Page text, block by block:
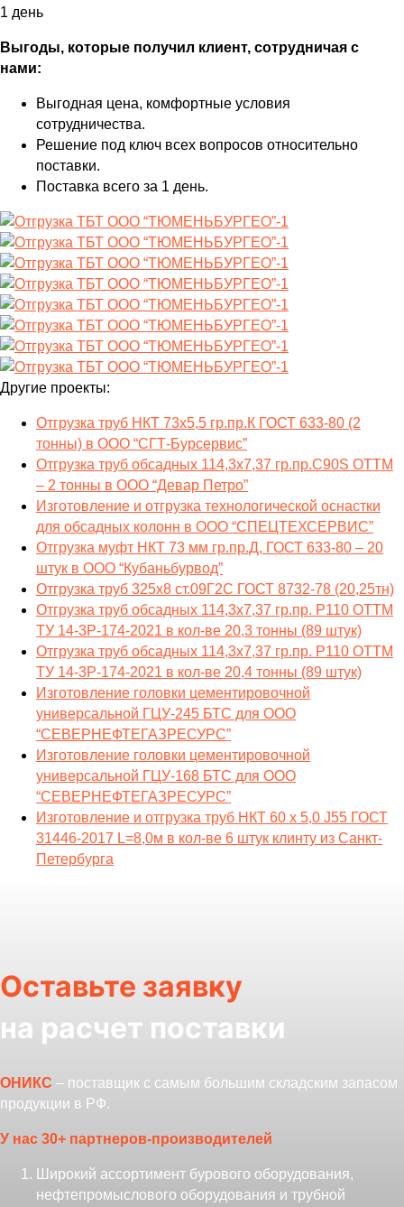
1 день
Выгоды, которые получил клиент, сотрудничая с
нами:
Выгодная цена, комфортные условия
сотрудничества.
Решение под ключ всех вопросов относительно
поставки.
Поставка всего за 1 день.
Другие проекты:
Отгрузка труб НКТ 73х5,5 гр.пр.К ГОСТ 633-80 (2
тонны) в ООО “СГТ-Бурсервис”
Отгрузка труб обсадных 114,3х7,37 гр.пр.C90S ОТТМ
– 2 тонны в ООО “Девар Петро”
Изготовление и отгрузка технологической оснастки
для обсадных колонн в ООО “СПЕЦТЕХСЕРВИС”
Отгрузка муфт НКТ 73 мм гр.пр.Д, ГОСТ 633-80 – 20
штук в ООО “Кубаньбурвод”
Отгрузка труб 325х8 ст.09Г2С ГОСТ 8732-78 (20,25тн)
Отгрузка труб обсадных 114,3х7,37 гр.пр. Р110 ОТТМ
ТУ 14-3Р-174-2021 в кол-ве 20,3 тонны (89 штук)
Отгрузка труб обсадных 114,3х7,37 гр.пр. Р110 ОТТМ
ТУ 14-3Р-174-2021 в кол-ве 20,4 тонны (89 штук)
Изготовление головки цементировочной
универсальной ГЦУ-245 БТС для ООО
“СЕВЕРНЕФТЕГАЗРЕСУРС”
Изготовление головки цементировочной
универсальной ГЦУ-168 БТС для ООО
“СЕВЕРНЕФТЕГАЗРЕСУРС”
Изготовление и отгрузка труб НКТ 60 х 5,0 J55 ГОСТ
31446-2017 L=8,0м в кол-ве 6 штук клинту из Санкт-
Петербурга
Оставьте заявку
на расчет поставки
ОНИКС – поставщик с самым большим складским запасом
продукции в РФ.
У нас 30+ партнеров-производителей
Широкий ассортимент бурового оборудования,
нефтепромыслового оборудования и трубной